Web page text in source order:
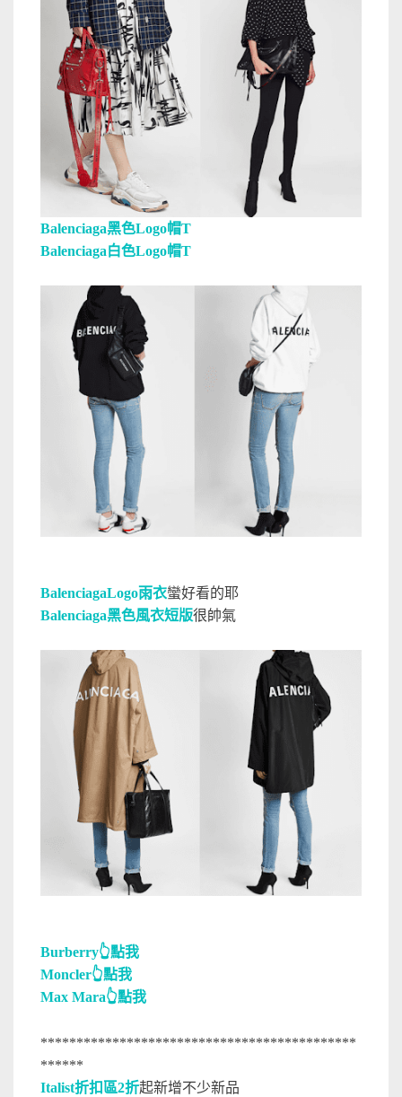
Balenciaga黑色Logo帽T
Balenciaga白色Logo帽T
BalenciagaLogo雨衣蠻好看的耶
Balenciaga黑色風衣短版很帥氣
Burberry👆點我
Moncler👆點我
Max Mara👆點我
********************************************
******
Italist折扣區2折起新增不少新品